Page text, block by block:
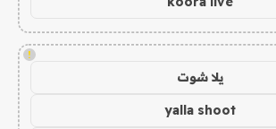
!
يلا شوت
yalla shoot